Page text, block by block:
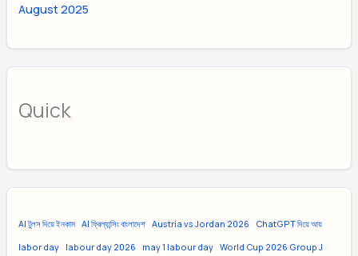
August 2025
Quick
AI টুলস দিয়ে ইনকাম AI ফ্রিল্যান্সিং বাংলাদেশ Austria vs Jordan 2026 ChatGPT দিয়ে আয়
labor day labour day 2026 may 1 labour day World Cup 2026 Group J